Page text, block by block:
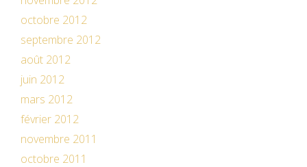
octobre 2012
septembre 2012
août 2012
juin 2012
mars 2012
février 2012
novembre 2011
octobre 2011